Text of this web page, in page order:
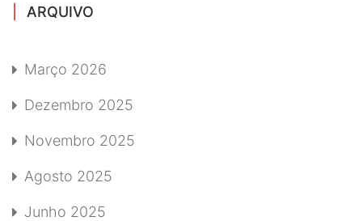
ARQUIVO
Março 2026
Dezembro 2025
Novembro 2025
Agosto 2025
Junho 2025